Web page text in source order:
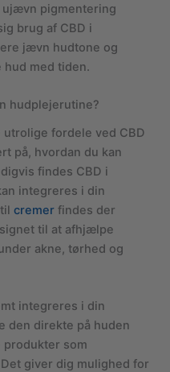
ujævn pigmentering
brug af CBD i
jævn hudtone og
med tiden.
hudplejerutine?
fordele ved CBD
på, hvordan du kan
findes CBD i
integreres i din
tilcremer findes der
til at afhjælpe
akne, tørhed og
integreres i din
den direkte på huden
produkter som
giver dig mulighed for